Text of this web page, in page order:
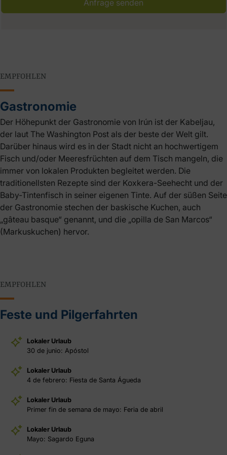
Anfrage senden
EMPFOHLEN
Gastronomie
Der Höhepunkt der Gastronomie von Irún ist der Kabeljau,
der laut The Washington Post als der beste der Welt gilt.
Darüber hinaus wird es in der Stadt nicht an hochwertigem
Fisch und/oder Meeresfrüchten auf dem Tisch mangeln, die
immer von lokalen Produkten begleitet werden. Die
traditionellsten Rezepte sind der Koxkera-Seehecht und der
Baby-Tintenfisch in seiner eigenen Tinte. Auf der süßen Seite
der Gastronomie stechen der baskische Kuchen, auch
„gâteau basque“ genannt, und die „opilla de San Marcos“
(Markuskuchen) hervor.
EMPFOHLEN
Feste und Pilgerfahrten
Lokaler Urlaub
30 de junio: Apóstol
Lokaler Urlaub
4 de febrero: Fiesta de Santa Águeda
Lokaler Urlaub
Primer fin de semana de mayo: Feria de abril
Lokaler Urlaub
Mayo: Sagardo Eguna